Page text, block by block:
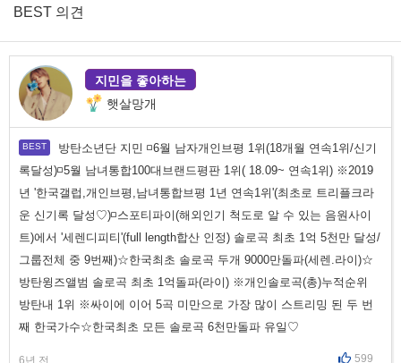
BEST 의견
지민을 좋아하는
햇살망개
방탄소년단 지민 ◽6월 남자개인브평 1위(18개월 연속1위/신기
록달성)◽5월 남녀통합100대브랜드평판 1위( 18.09~ 연속1위) ※2019
년 '한국갤럽,개인브평,남녀통합브평 1년 연속1위'(최초로 트리플크라
운 신기록 달성♡)◽스포티파이(해외인기 척도로 알 수 있는 음원사이
트)에서 '세렌디피티'(full length합산 인정) 솔로곡 최초 1억 5천만 달성/
그룹전체 중 9번째)☆한국최초 솔로곡 두개 9000만돌파(세렌.라이)☆
방탄윙즈앨범 솔로곡 최초 1억돌파(라이) ※개인솔로곡(총)누적순위
방탄내 1위 ※싸이에 이어 5곡 미만으로 가장 많이 스트리밍 된 두 번
째 한국가수☆한국최초 모든 솔로곡 6천만돌파 유일♡
6년 전 599